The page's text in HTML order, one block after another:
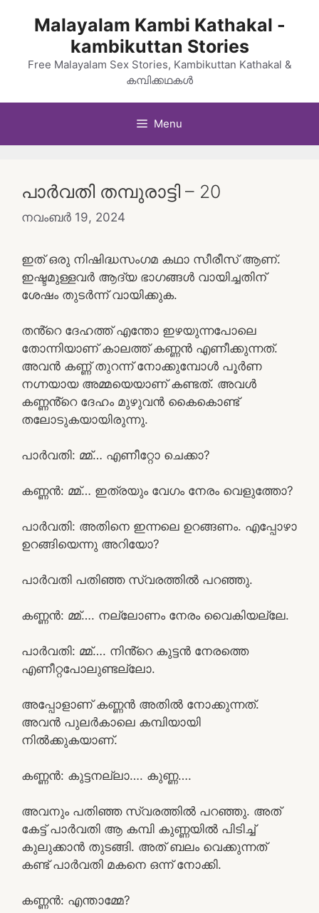
Malayalam Kambi Kathakal -
kambikuttan Stories
Free Malayalam Sex Stories, Kambikuttan Kathakal &
കമ്പിക്കഥകൾ
Menu
പാർവതി തമ്പുരാട്ടി – 20
നവംബർ 19, 2024
ഇത് ഒരു നിഷിദ്ധസംഗമ കഥാ സീരീസ് ആണ്.
ഇഷ്ടമുള്ളവർ ആദ്യ ഭാഗങ്ങൾ വായിച്ചതിന്
ശേഷം തുടർന്ന് വായിക്കുക.
തൻ്റെ ദേഹത്ത്‌ എന്തോ ഇഴയുന്നപോലെ
തോന്നിയാണ് കാലത്ത് കണ്ണൻ എണീക്കുന്നത്.
അവൻ കണ്ണ് തുറന്ന് നോക്കുമ്പോൾ പൂർണ
നഗ്നയായ അമ്മയെയാണ് കണ്ടത്. അവൾ
കണ്ണൻ്റെ ദേഹം മുഴുവൻ കൈകൊണ്ട്
തലോടുകയായിരുന്നു.
പാർവതി: മ്മ്… എണീറ്റോ ചെക്കാ?
കണ്ണൻ: മ്മ്… ഇത്രയും വേഗം നേരം വെളുത്തോ?
പാർവതി: അതിനെ ഇന്നലെ ഉറങ്ങണം. എപ്പോഴാ
ഉറങ്ങിയെന്നു അറിയോ?
പാർവതി പതിഞ്ഞ സ്വരത്തിൽ പറഞ്ഞു.
കണ്ണൻ: മ്മ്…. നല്ലോണം നേരം വൈകിയല്ലേ.
പാർവതി: മ്മ്…. നിൻ്റെ കുട്ടൻ നേരത്തെ
എണീറ്റപോലുണ്ടല്ലോ.
അപ്പോളാണ് കണ്ണൻ അതിൽ നോക്കുന്നത്.
അവൻ പുലർകാലെ കമ്പിയായി
നിൽക്കുകയാണ്.
കണ്ണൻ: കുട്ടനല്ലാ…. കുണ്ണ….
അവനും പതിഞ്ഞ സ്വരത്തിൽ പറഞ്ഞു. അത്
കേട്ട് പാർവതി ആ കമ്പി കുണ്ണയിൽ പിടിച്ച്
കുലുക്കാൻ തുടങ്ങി. അത് ബലം വെക്കുന്നത്
കണ്ട് പാർവതി മകനെ ഒന്ന് നോക്കി.
കണ്ണൻ: എന്താമ്മേ?